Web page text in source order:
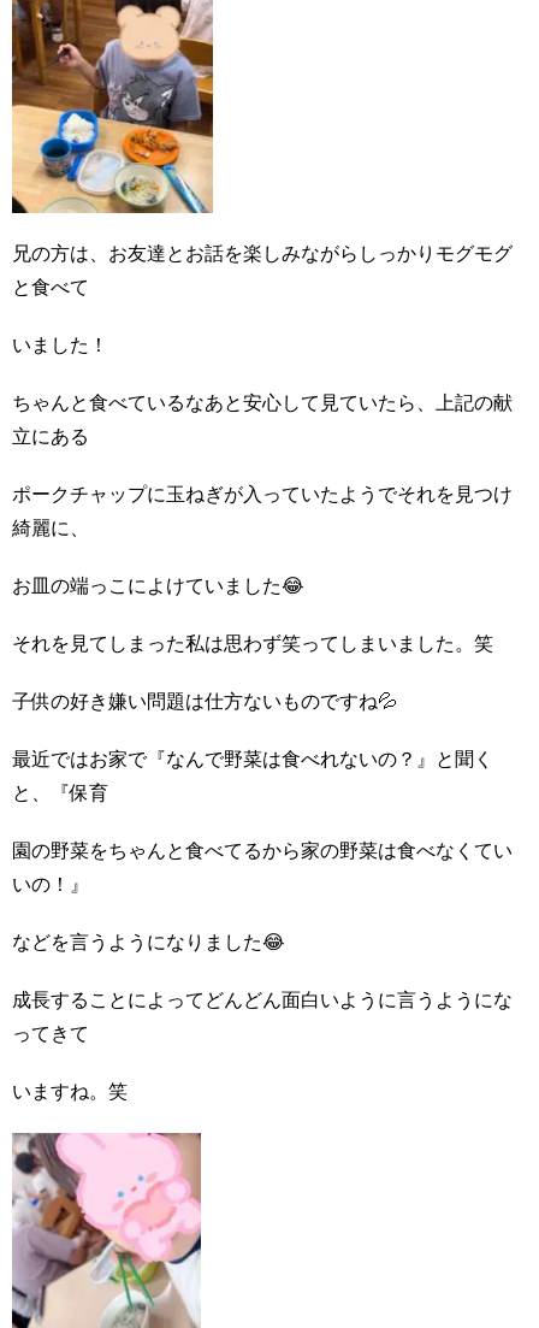
兄の方は、お友達とお話を楽しみながらしっかりモグモグ
と食べて
いました！
ちゃんと食べているなあと安心して見ていたら、上記の献
立にある
ポークチャップに玉ねぎが入っていたようでそれを見つけ
綺麗に、
お皿の端っこによけていました😂
それを見てしまった私は思わず笑ってしまいました。笑
子供の好き嫌い問題は仕方ないものですね💦
最近ではお家で『なんで野菜は食べれないの？』と聞く
と、『保育
園の野菜をちゃんと食べてるから家の野菜は食べなくてい
いの！』
などを言うようになりました😂
成長することによってどんどん面白いように言うようにな
ってきて
いますね。笑